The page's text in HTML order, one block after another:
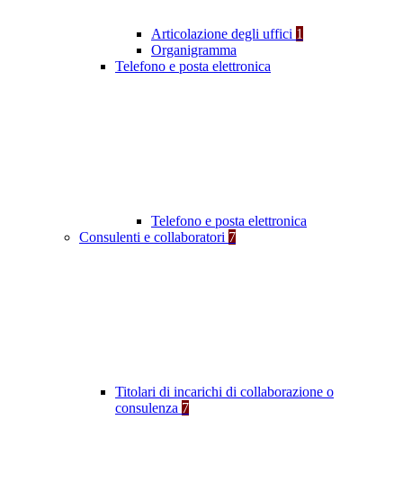
Articolazione degli uffici 1
Organigramma
Telefono e posta elettronica
Telefono e posta elettronica
Consulenti e collaboratori 7
Titolari di incarichi di collaborazione o
consulenza 7